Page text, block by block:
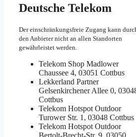
Deutsche Telekom
Der einschränkungsfreie Zugang kann
den Anbieter nicht an allen Standorten
gewährleistet werden.
Telekom Shop Madlower
Chaussee 4, 03051 Cottbus
Lekkerland Partner
Gelsenkirchener Allee 0,
Cottbus
Telekom Hotspot Outdoor
Turower Str. 1, 03048 Cottbus
Telekom Hotspot Outdoor
Bertolt-Brecht-Str. 9, 03050